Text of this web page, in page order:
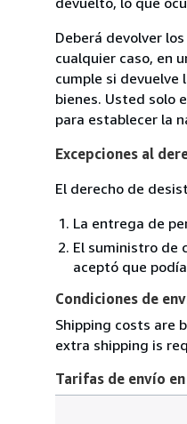
Deberá devolver
cualquier caso, en
cumple si devuelve
bienes. Usted solo
para establecer la
Excepciones al
El derecho de
La entrega de
El suministro de
aceptó que
Condiciones de
Shipping costs are
extra shipping is
Tarifas de envío